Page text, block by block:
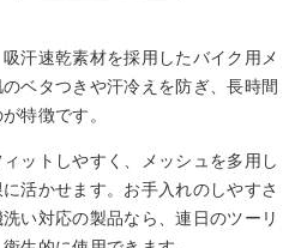
汗速乾素材を採用したバイク用メ
ベタつきや汗冷えを防ぎ、長時間
特徴です。
ットしやすく、メッシュを多用し
活かせます。お手入れのしやすさ
い対応の製品なら、連日のツーリ